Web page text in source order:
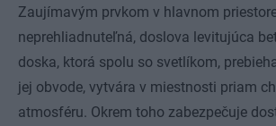
Zaujímavým prvkom v hlavnom
neprehliadnuteľná, doslova levitujúca
doska, ktorá spolu so svetlíkom,
jej obvode, vytvára v miestnosti priam
atmosféru. Okrem toho zabezpečuje